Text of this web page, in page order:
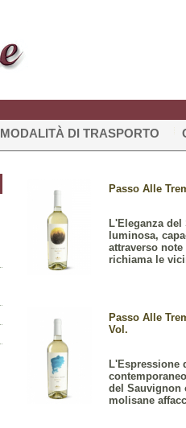
MODALITÀ DI TRASPORTO
Passo Alle
L'Eleganza del
luminosa,
attraverso
richiama le
Passo Alle
Vol.
L'Espressione
del Sauvignon
molisane